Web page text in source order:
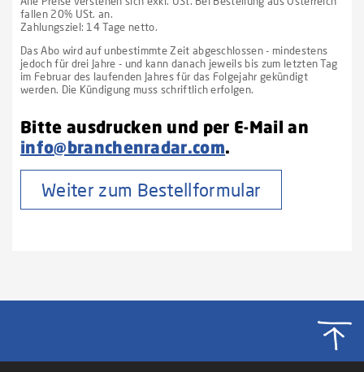
fallen 20% USt. an.
Zahlungsziel: 14 Tage netto.
Das Abo wird auf unbestimmte Zeit abgeschlossen - mindestens
jedoch für drei Jahre - und kann danach jeweils bis zum letzten Tag
im Februar des laufenden Jahres für das Folgejahr gekündigt
werden. Die Kündigung muss schriftlich erfolgen.
Bitte ausdrucken und per E-Mail an
info@branchenradar.com.
Weiter zum Bestellformular